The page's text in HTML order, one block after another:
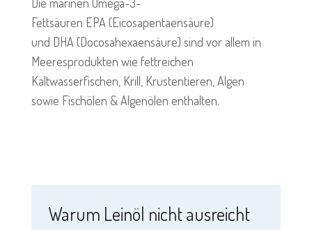
Fettsäuren EPA (Eicosapentaensäure)
und DHA (Docosahexaensäure) sind vor allem in
Meeresprodukten wie fettreichen
Kaltwasserfischen, Krill, Krustentieren, Algen
sowie Fischölen & Algenölen enthalten.
Warum Leinöl nicht ausreicht